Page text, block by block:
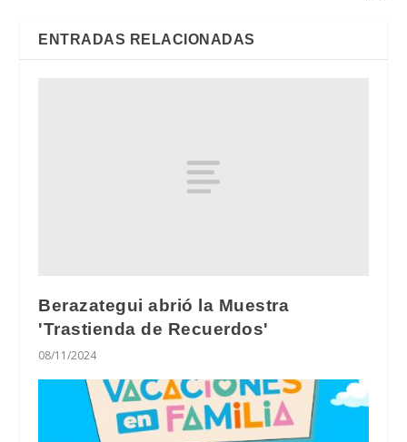
ENTRADAS RELACIONADAS
Berazategui abrió la Muestra
'Trastienda de Recuerdos'
08/11/2024